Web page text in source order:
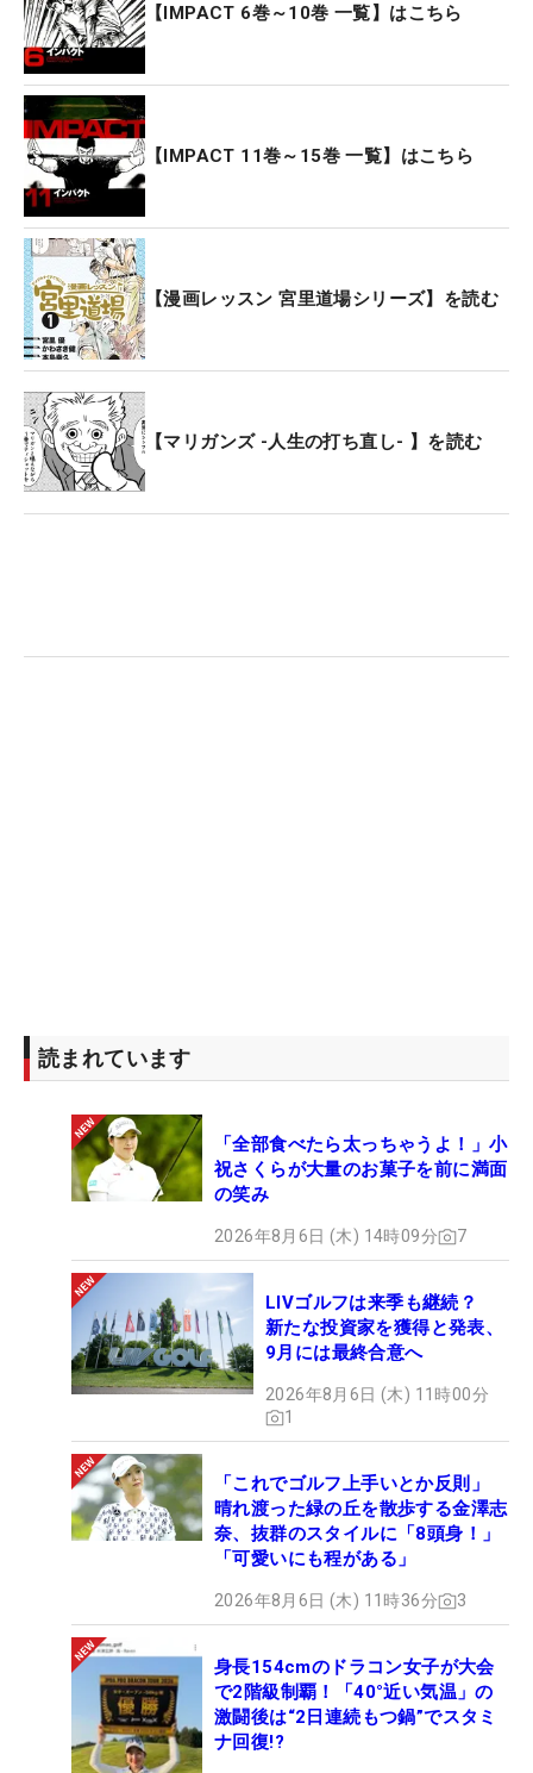
【IMPACT 6巻～10巻 一覧】はこちら
【IMPACT 11巻～15巻 一覧】はこちら
【漫画レッスン 宮里道場シリーズ】を読む
【マリガンズ -人生の打ち直し- 】を読む
読まれています
「全部食べたら太っちゃうよ！」小
祝さくらが大量のお菓子を前に満面
の笑み
2026年8月6日 (木) 14時09分 7
LIVゴルフは来季も継続？
新たな投資家を獲得と発表、
9月には最終合意へ
2026年8月6日 (木) 11時00分
1
「これでゴルフ上手いとか反則」
晴れ渡った緑の丘を散歩する金澤志
奈、抜群のスタイルに「8頭身！」
「可愛いにも程がある」
2026年8月6日 (木) 11時36分 3
身長154cmのドラコン女子が大会
で2階級制覇！「40°近い気温」の
激闘後は“2日連続もつ鍋”でスタミ
ナ回復!?